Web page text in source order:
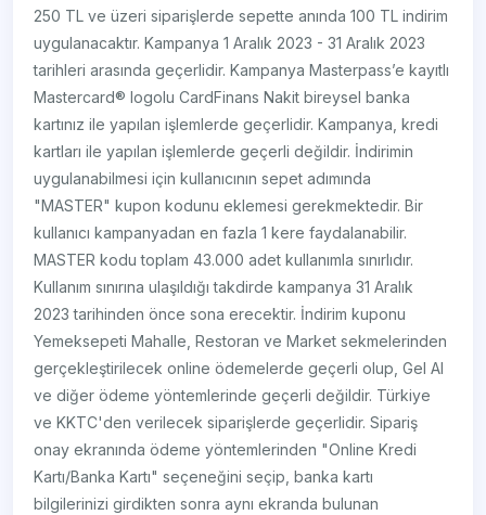
250 TL ve üzeri siparişlerde sepette anında 100 TL indirim
uygulanacaktır. Kampanya 1 Aralık 2023 - 31 Aralık 2023
tarihleri arasında geçerlidir. Kampanya Masterpass’e kayıtlı
Mastercard® logolu CardFinans Nakit bireysel banka
kartınız ile yapılan işlemlerde geçerlidir. Kampanya, kredi
kartları ile yapılan işlemlerde geçerli değildir. İndirimin
uygulanabilmesi için kullanıcının sepet adımında
"MASTER" kupon kodunu eklemesi gerekmektedir. Bir
kullanıcı kampanyadan en fazla 1 kere faydalanabilir.
MASTER kodu toplam 43.000 adet kullanımla sınırlıdır.
Kullanım sınırına ulaşıldığı takdirde kampanya 31 Aralık
2023 tarihinden önce sona erecektir. İndirim kuponu
Yemeksepeti Mahalle, Restoran ve Market sekmelerinden
gerçekleştirilecek online ödemelerde geçerli olup, Gel Al
ve diğer ödeme yöntemlerinde geçerli değildir. Türkiye
ve KKTC'den verilecek siparişlerde geçerlidir. Sipariş
onay ekranında ödeme yöntemlerinden "Online Kredi
Kartı/Banka Kartı" seçeneğini seçip, banka kartı
bilgilerinizi girdikten sonra aynı ekranda bulunan